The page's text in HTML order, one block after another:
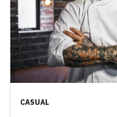
CASUAL